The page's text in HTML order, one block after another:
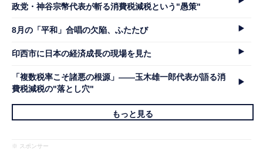
政党・神谷宗幣代表が斬る消費税減税という"愚策"
8月の「平和」合唱の欠陥、ふたたび
印西市に日本の経済成長の現場を見た
「複数税率こそ諸悪の根源」――玉木雄一郎代表が語る消
費税減税の"落とし穴"
もっと見る
※ スポンサー